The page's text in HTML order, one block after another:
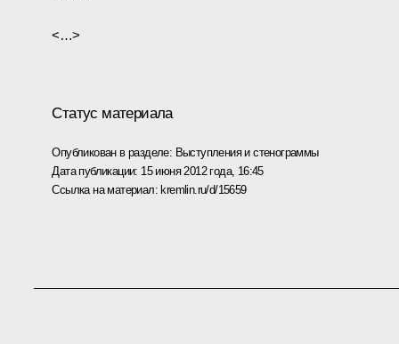
<…>
Статус материала
Опубликован в разделе: Выступления и стенограммы
Дата публикации: 15 июня 2012 года, 16:45
Ссылка на материал:kremlin.ru/d/15659